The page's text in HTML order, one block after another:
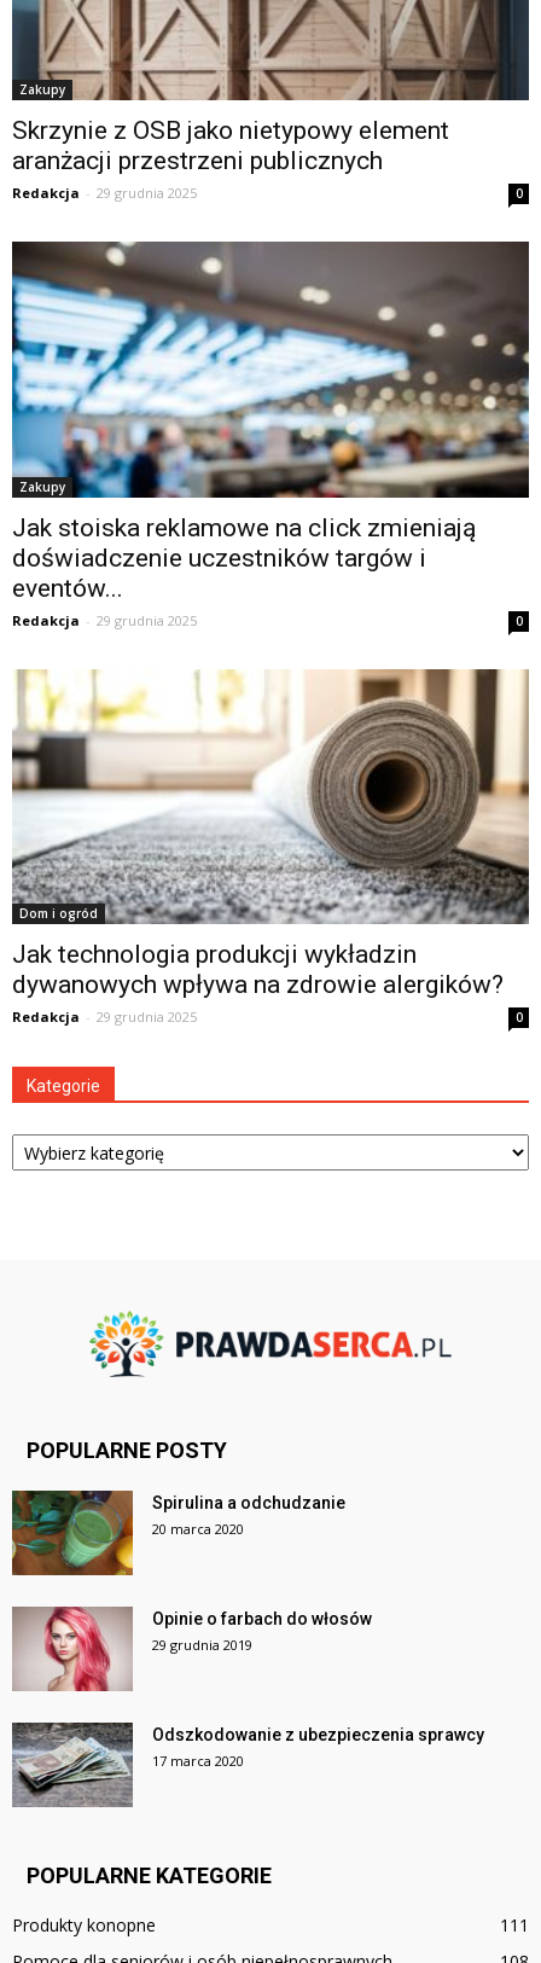
Zakupy
Skrzynie z OSB jako nietypowy element
aranżacji przestrzeni publicznych
Redakcja - 29 grudnia 2025 0
Zakupy
Jak stoiska reklamowe na click zmieniają
doświadczenie uczestników targów i
eventów...
Redakcja - 29 grudnia 2025 0
Dom i ogród
Jak technologia produkcji wykładzin
dywanowych wpływa na zdrowie alergików?
Redakcja - 29 grudnia 2025 0
Kategorie
Kategorie
POPULARNE POSTY
Spirulina a odchudzanie
20 marca 2020
Opinie o farbach do włosów
29 grudnia 2019
Odszkodowanie z ubezpieczenia sprawcy
17 marca 2020
POPULARNE KATEGORIE
Produkty konopne
111